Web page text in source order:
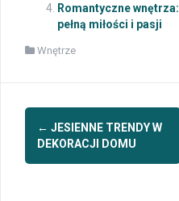
Romantyczne
pełną miłości i pasji
Wnętrze
Post
navigation
← JESIENNE TRENDY W
DEKORACJI DOMU